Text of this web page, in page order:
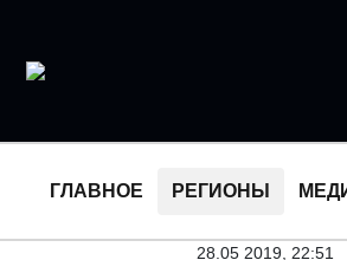
ГЛАВНОЕ РЕГИОНЫ
28.05 2019, 22:51